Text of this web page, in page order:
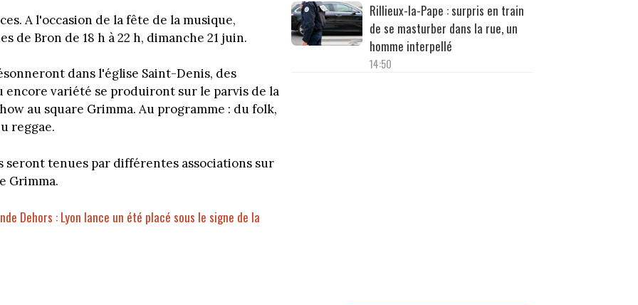
A l'occasion de la fête de la musique,
Bron de 18 h à 22 h, dimanche 21 juin.
dans l'église Saint-Denis, des
encore variété se produiront sur le parvis de la
au square Grimma. Au programme : du folk,
reggae.
tenues par différentes associations sur
Grimma.
Dehors : Lyon lance un été placé sous le signe de la
Rillieux-la-Pape : surpris en train
de se masturber dans la rue, un
homme interpellé
14:50